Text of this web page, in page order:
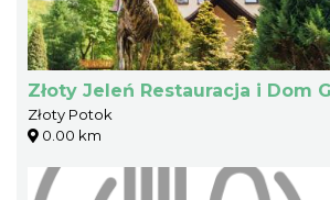
Złoty Jeleń Restauracja i Dom
Złoty Potok
0.00 km